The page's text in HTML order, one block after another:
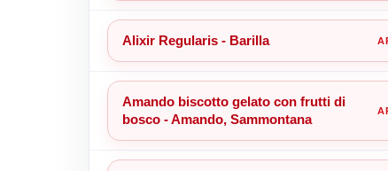
Alixir Regularis - Barilla
Amando biscotto gelato con frutti di
bosco - Amando, Sammontana